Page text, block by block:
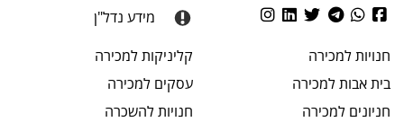
מידע נדל"ן
חנויותלמכירה
בית אבותלמכירה
חניונים למכירה
קליניקותלמכירה
עסקים למכירה
חנויותלהשכרה